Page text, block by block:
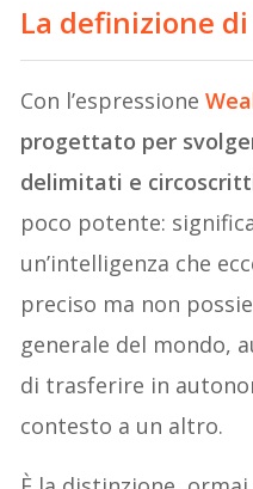
La definizione di
Con l’espressione
progettato per
delimitati e
poco potente:
un’intelligenza che
preciso ma non
generale del mondo,
di trasferire in
contesto a un altro.